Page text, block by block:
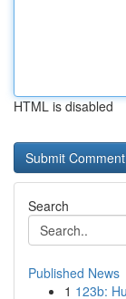
HTML is disabled
Search
Published News
1 123b: